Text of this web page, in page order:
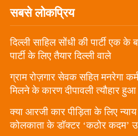
सबसे लोकप्रिय
दिल्ली साहिल सोंधी की पार्टी एक के
पार्टी के लिए तैयार दिल्ली वाले
ग्राम रोज़गार सेवक सहित मनरेगा
मिलने के कारण दीपावली त्यौहार
क्या आरजी कार पीड़िता के लिए
कोलकाता के डॉक्टर ‘कठोर कदम’